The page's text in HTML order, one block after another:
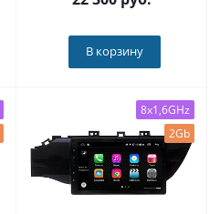
В корзину
8x1,6GHz
2Gb